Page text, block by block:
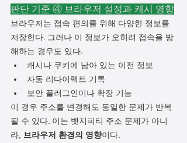
판단 기준 ④ 브라우저 설정과 캐시 영향
브라우저는 접속 편의를 위해 다양한 정보를
저장한다. 그러나 이 정보가 오히려 접속을 방
해하는 경우도 있다.
캐시나 쿠키에 남아 있는 이전 정보
자동 리다이렉트 기록
보안 플러그인이나 확장 기능
이 경우 주소를 변경해도 동일한 문제가 반복
될 수 있다. 이는 벳지피티 주소 문제가 아니
라, 브라우저 환경의 영향이다.